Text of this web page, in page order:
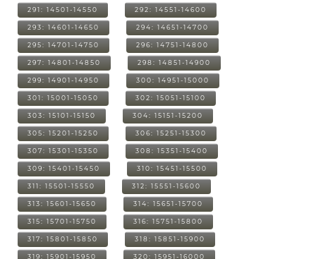
291: 14501-14550 292: 14551-14600
293: 14601-14650 294: 14651-14700
295: 14701-14750 296: 14751-14800
297: 14801-14850 298: 14851-14900
299: 14901-14950 300: 14951-15000
301: 15001-15050 302: 15051-15100
303: 15101-15150 304: 15151-15200
305: 15201-15250 306: 15251-15300
307: 15301-15350 308: 15351-15400
309: 15401-15450 310: 15451-15500
311: 15501-15550 312: 15551-15600
313: 15601-15650 314: 15651-15700
315: 15701-15750 316: 15751-15800
317: 15801-15850 318: 15851-15900
319: 15901-15950 320: 15951-16000